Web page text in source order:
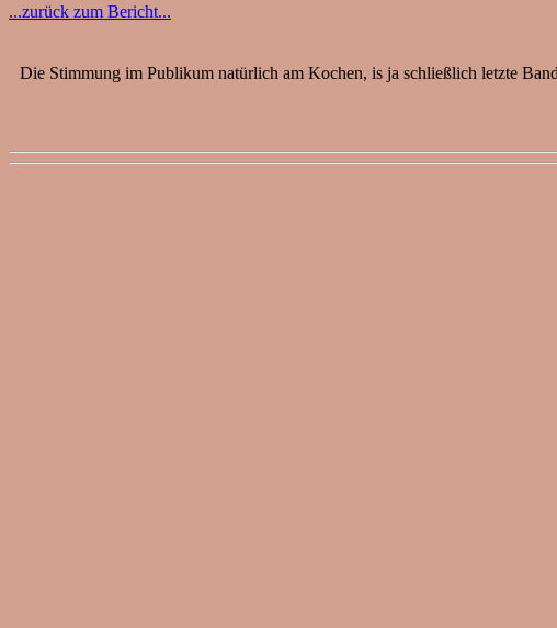
...zurück zum Bericht...
Die Stimmung im Publikum natürlich am Kochen, is ja schließlich letzte